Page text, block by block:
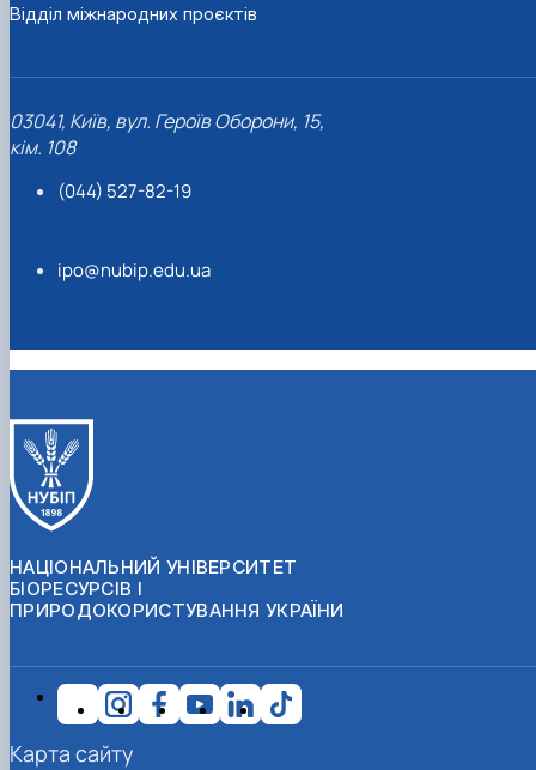
Відділ міжнародних проєктів
03041, Київ, вул. Героїв Оборони, 15,
кім. 108
(044) 527-82-19
ipo@nubip.edu.ua
НАЦІОНАЛЬНИЙ УНІВЕРСИТЕТ
БІОРЕСУРСІВ І
ПРИРОДОКОРИСТУВАННЯ УКРАЇНИ
Карта сайту